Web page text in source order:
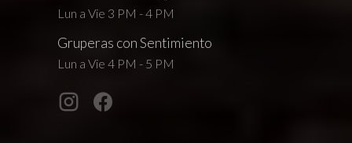
Lun a Vie 3 PM - 4 PM
Gruperas con Sentimiento
Lun a Vie 4 PM - 5 PM